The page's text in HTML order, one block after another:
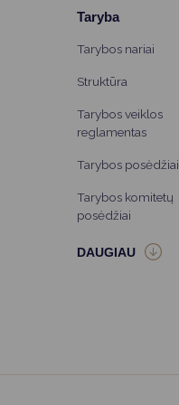
Taryba
Tarybos nariai
Struktūra
Tarybos veiklos
reglamentas
Tarybos posėdžiai
Tarybos komitetų
posėdžiai